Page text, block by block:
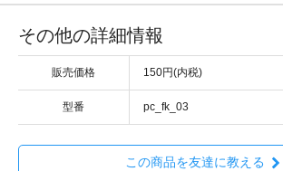
その他の詳細情報
販売価格 150円(内税)
型番 pc_fk_03
この商品を友達に教える